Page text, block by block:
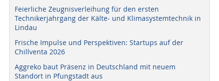
Feierliche Zeugnisverleihung für den ersten
Technikerjahrgang der Kälte- und Klimasystemtechnik in
Lindau
Frische Impulse und Perspektiven: Startups auf der
Chillventa 2026
Aggreko baut Präsenz in Deutschland mit neuem
Standort in Pfungstadt aus